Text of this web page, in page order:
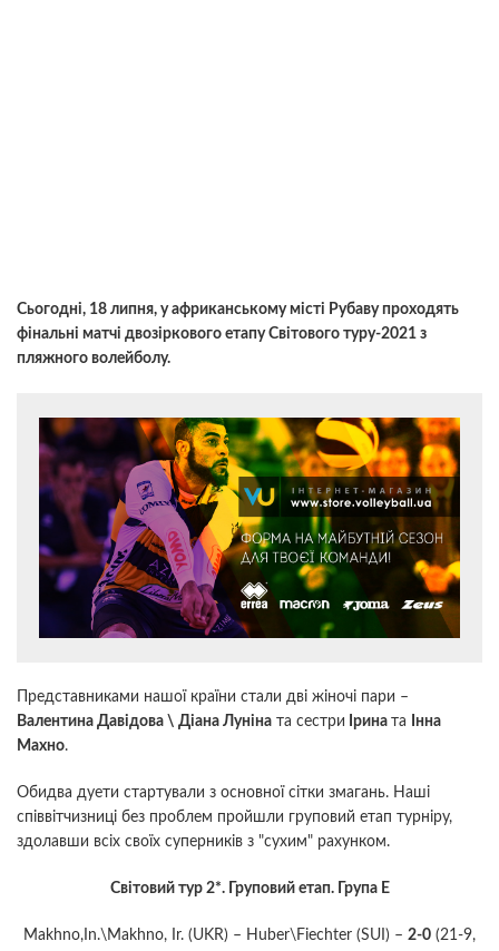
Сьогодні, 18 липня, у африканському місті Рубаву проходять
фінальні матчі двозіркового етапу Світового туру-2021 з
пляжного волейболу.
Представниками нашої країни стали дві жіночі пари –
Валентина Давідова \ Діана Луніна та сестри Ірина та
Інна
Махно.
Обидва дуети стартували з основної сітки змагань. Наші
співвітчизниці без проблем пройшли груповий етап турніру,
здолавши всіх своїх суперників з "сухим" рахунком.
Світовий тур 2*. Груповий етап. Група E
Makhno,In.\Makhno, Ir. (UKR) – Huber\Fiechter (SUI) – 2-0 (21-9,